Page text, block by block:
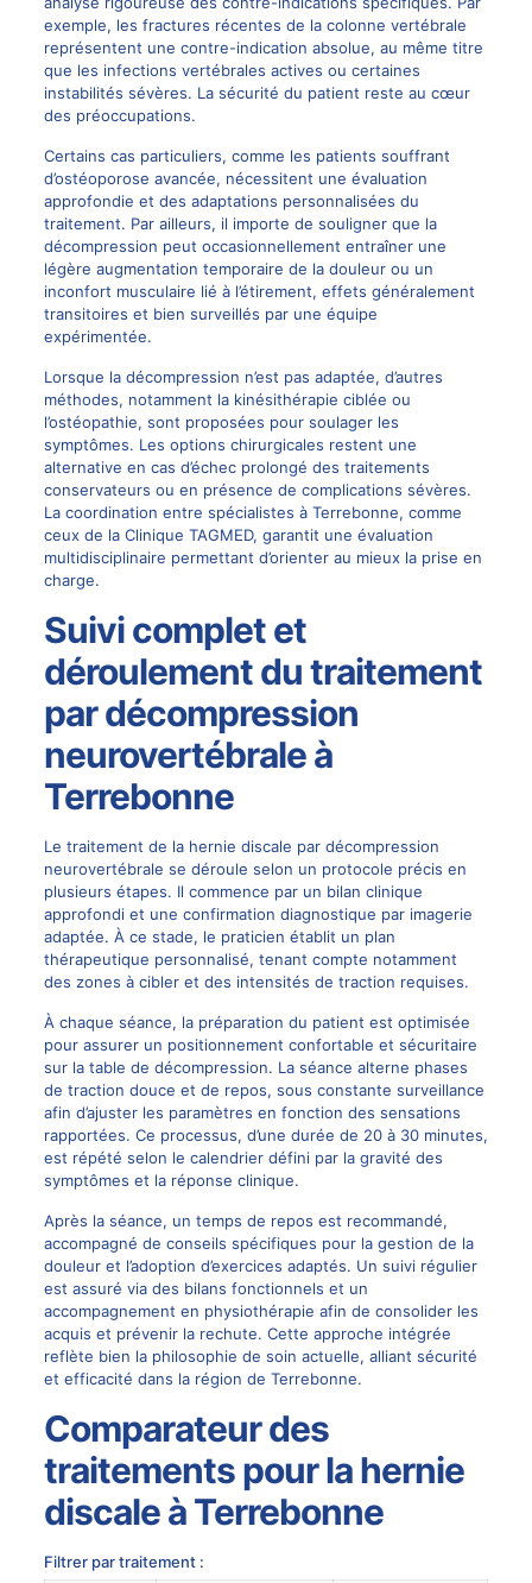
exemple, les fractures récentes de la colonne vertébrale
représentent une contre-indication absolue, au même titre
que les infections vertébrales actives ou certaines
instabilités sévères. La sécurité du patient reste au cœur
des préoccupations.
Certains cas particuliers, comme les patients souffrant
d’ostéoporose avancée, nécessitent une évaluation
approfondie et des adaptations personnalisées du
traitement. Par ailleurs, il importe de souligner que la
décompression peut occasionnellement entraîner une
légère augmentation temporaire de la douleur ou un
inconfort musculaire lié à l’étirement, effets généralement
transitoires et bien surveillés par une équipe
expérimentée.
Lorsque la décompression n’est pas adaptée, d’autres
méthodes, notamment la kinésithérapie ciblée ou
l’ostéopathie, sont proposées pour soulager les
symptômes. Les options chirurgicales restent une
alternative en cas d’échec prolongé des traitements
conservateurs ou en présence de complications sévères.
La coordination entre spécialistes à Terrebonne, comme
ceux de la Clinique TAGMED, garantit une évaluation
multidisciplinaire permettant d’orienter au mieux la prise en
charge.
Suivi complet et
déroulement du traitement
par décompression
neurovertébrale à
Terrebonne
Le traitement de la hernie discale par décompression
neurovertébrale se déroule selon un protocole précis en
plusieurs étapes. Il commence par un bilan clinique
approfondi et une confirmation diagnostique par imagerie
adaptée. À ce stade, le praticien établit un plan
thérapeutique personnalisé, tenant compte notamment
des zones à cibler et des intensités de traction requises.
À chaque séance, la préparation du patient est optimisée
pour assurer un positionnement confortable et sécuritaire
sur la table de décompression. La séance alterne phases
de traction douce et de repos, sous constante surveillance
afin d’ajuster les paramètres en fonction des sensations
rapportées. Ce processus, d’une durée de 20 à 30 minutes,
est répété selon le calendrier défini par la gravité des
symptômes et la réponse clinique.
Après la séance, un temps de repos est recommandé,
accompagné de conseils spécifiques pour la gestion de la
douleur et l’adoption d’exercices adaptés. Un suivi régulier
est assuré via des bilans fonctionnels et un
accompagnement en physiothérapie afin de consolider les
acquis et prévenir la rechute. Cette approche intégrée
reflète bien la philosophie de soin actuelle, alliant sécurité
et efficacité dans la région de Terrebonne.
Comparateur des
traitements pour la hernie
discale à Terrebonne
Filtrer par traitement :